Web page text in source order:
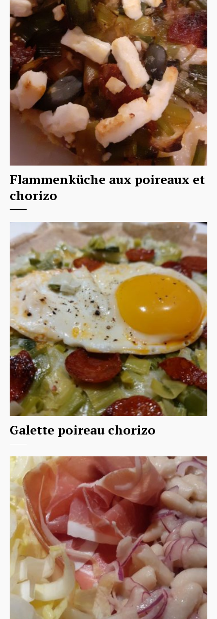
Flammenküche aux poireaux et
chorizo
Galette poireau chorizo